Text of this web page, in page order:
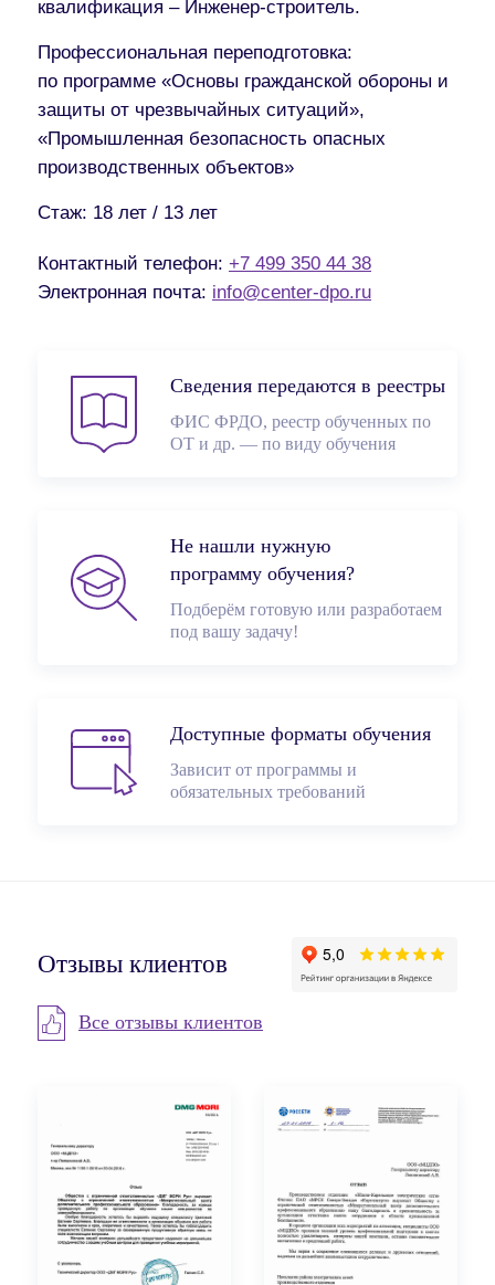
квалификация – Инженер-строитель.
Профессиональная переподготовка:
по программе «Основы гражданской обороны и
защиты от чрезвычайных ситуаций»,
«Промышленная безопасность опасных
производственных объектов»
Стаж: 18 лет / 13 лет
Контактный телефон: +7 499 350 44 38
Электронная почта: info@center-dpo.ru
Сведения передаются в реестры
ФИС ФРДО, реестр обученных по
ОТ и др. — по виду обучения
Не нашли нужную
программу обучения?
Подберём готовую или разработаем
под вашу задачу!
Доступные форматы обучения
Зависит от программы и
обязательных требований
Отзывы клиентов
Все отзывы клиентов